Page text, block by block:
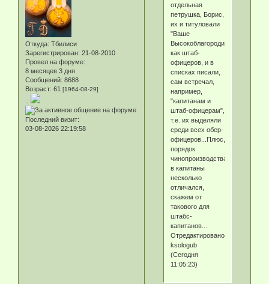
Откуда: Тбилиси
Зарегистрирован: 21-08-2010
Провел на форуме:
8 месяцев 3 дня
Сообщений: 8688
Возраст: 61 [1964-08-29]
.:
Последний визит:
03-08-2026 22:19:58
отдельная
петрушка, Борис,
их и титуловали
"Ваше
Высокоблагородие",
как штаб-
офицеров, и в
списках писали,
сам встречал,
например,
"капитанам и
штаб-офицерам",
т.е. их выделяли
среди всех обер-
офицеров...Плюс,
порядок
чинопроизводства
в капитаны
несколько
отличался,
скажем от
такового для
штабс-
капитанов...
Отредактировано
ksologub
(Сегодня
11:05:23)